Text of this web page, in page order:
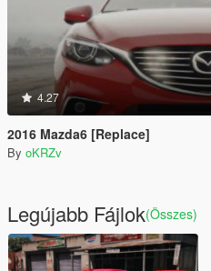
4.27
2016 Mazda6 [Replace]
By oKRZv
Legújabb Fájlok(Összes)